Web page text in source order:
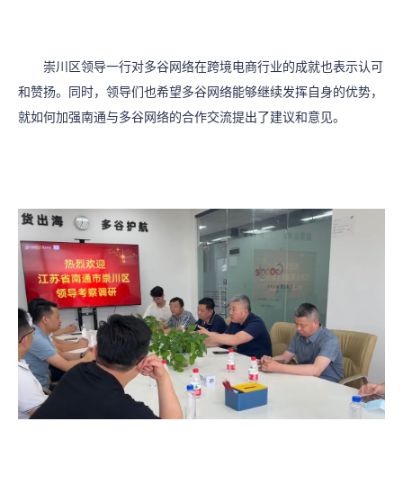
崇川区领导一行对多谷网络在跨境电商行业的成就也表示认可
和赞扬。同时，领导们也希望多谷网络能够继续发挥自身的优势，
就如何加强南通与多谷网络的合作交流提出了建议和意见。